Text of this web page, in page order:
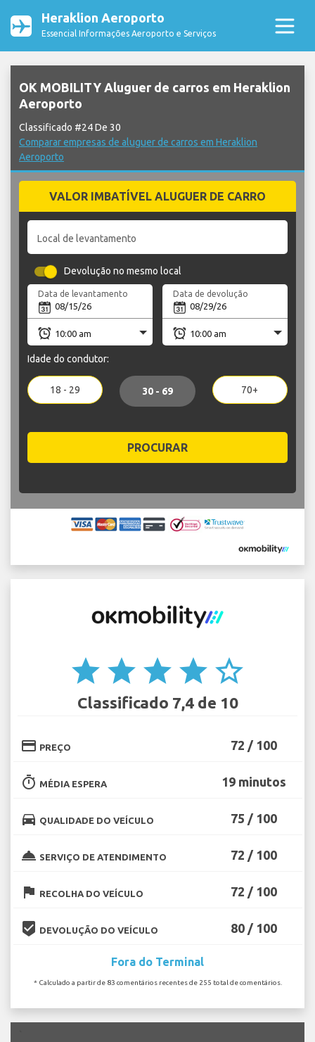
Heraklion Aeroporto
Essencial Informações Aeroporto e Serviços
OK MOBILITY Aluguer de carros em Heraklion
Aeroporto
Classificado #24 De 30
Comparar empresas de aluguer de carros em Heraklion
Aeroporto
VALOR IMBATÍVEL ALUGUER DE CARRO
Local de levantamento
Devolução no mesmo local
Data de levantamento Data de devolução
Idade do condutor:
18 - 29 30 - 69 70+
PROCURAR
star star star star star_border
Classificado 7,4 de 10
credit_card PREÇO 72 / 100
timer MÉDIA ESPERA 19 minutos
directions_car QUALIDADE DO VEÍCULO 75 / 100
room_service SERVIÇO DE ATENDIMENTO 72 / 100
flag RECOLHA DO VEÍCULO 72 / 100
beenhere DEVOLUÇÃO DO VEÍCULO 80 / 100
Fora do Terminal
* Calculado a partir de 83 comentários recentes de 255 total de comentários.